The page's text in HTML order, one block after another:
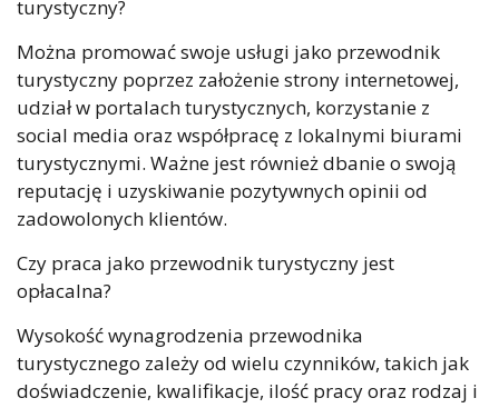
turystyczny?
Można promować swoje usługi jako przewodnik
turystyczny poprzez założenie strony internetowej,
udział w portalach turystycznych, korzystanie z
social media oraz współpracę z lokalnymi biurami
turystycznymi. Ważne jest również dbanie o swoją
reputację i uzyskiwanie pozytywnych opinii od
zadowolonych klientów.
Czy praca jako przewodnik turystyczny jest
opłacalna?
Wysokość wynagrodzenia przewodnika
turystycznego zależy od wielu czynników, takich jak
doświadczenie, kwalifikacje, ilość pracy oraz rodzaj i